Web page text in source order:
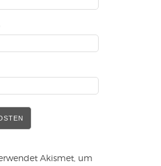
Akismet, um